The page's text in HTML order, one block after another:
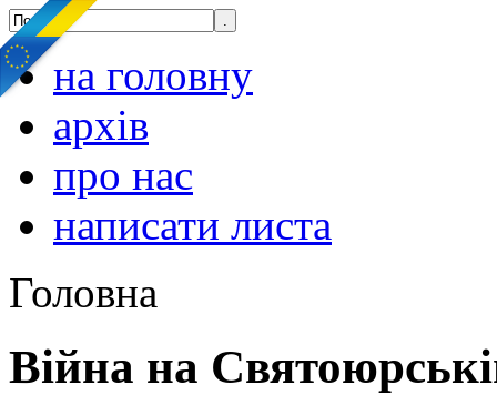
на головну
архів
про нас
написати листа
Головна
Війна на